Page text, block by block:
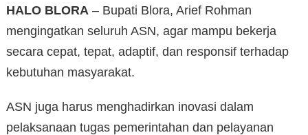
HALO BLORA – Bupati Blora, Arief Rohman
mengingatkan seluruh ASN, agar mampu bekerja
secara cepat, tepat, adaptif, dan responsif terhadap
kebutuhan masyarakat.
ASN juga harus menghadirkan inovasi dalam
pelaksanaan tugas pemerintahan dan pelayanan